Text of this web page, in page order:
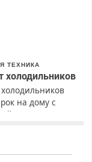
ТЕХНИКА
холодильников
на дому с
Замена